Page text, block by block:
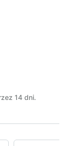
14 dni.